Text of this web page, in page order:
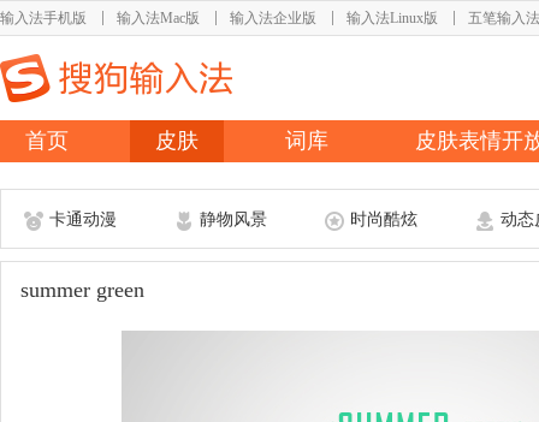
输入法手机版 输入法Mac版 输入法企业版 输入法Linux版 五笔输入法
首页 皮肤 词库 皮肤表情开
卡通动漫 静物风景 时尚酷炫 动态
summer green